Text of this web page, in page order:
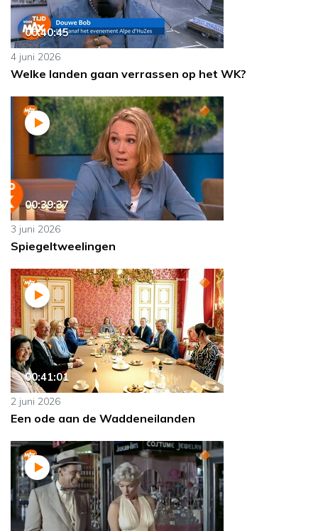
00:40:45
4 juni 2026
Welke landen gaan verrassen op het WK?
00:39:37
3 juni 2026
Spiegeltweelingen
00:41:01
2 juni 2026
Een ode aan de Waddeneilanden